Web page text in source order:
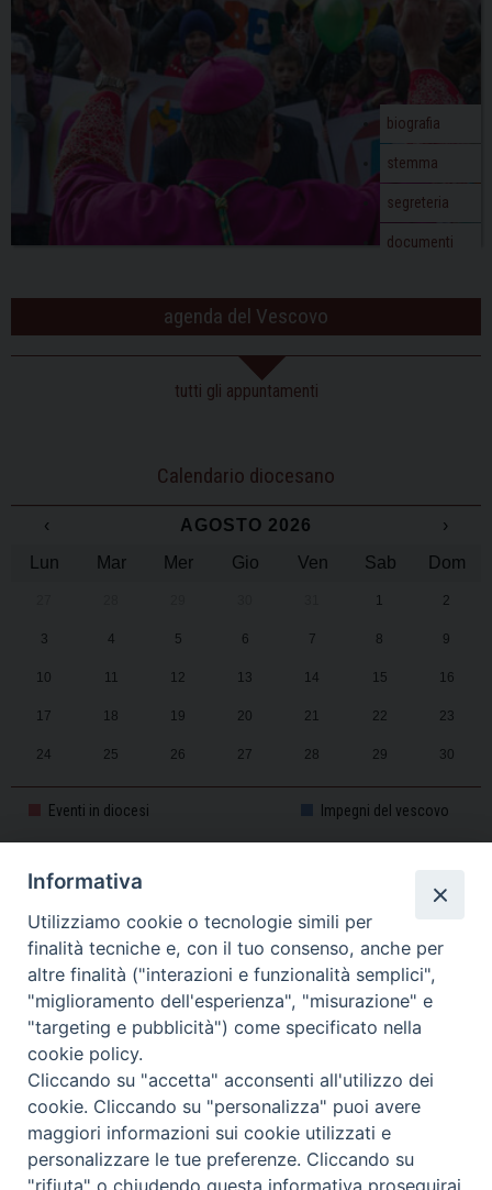
biografia
stemma
segreteria
documenti
agenda del Vescovo
tutti gli appuntamenti
Calendario diocesano
‹ AGOSTO 2026
›
Lun
Mar Mer Gio Ven Sab Dom
1 2
3 4 5 6 7 8 9
10 11 12 13 14 15 16
17 18 19 20 21 22 23
24 25 26 27 28 29 30
31 1 2 3 4 5 6
Eventi in diocesi Impegni del vescovo
CALENDARIO PASTORALE 2025-2026
Piazza Duomo, 11 - 27100 Pavia - Tel. 0382.386511 - Fax
Informativa
Utilizziamo cookie o tecnologie simili per
finalità tecniche e, con il tuo consenso, anche per
altre finalità ("interazioni e funzionalità semplici",
"miglioramento dell'esperienza", "misurazione" e
"targeting e pubblicità") come specificato nella
cookie policy.
Cliccando su "accetta" acconsenti all'utilizzo dei
cookie. Cliccando su "personalizza" puoi avere
maggiori informazioni sui cookie utilizzati e
personalizzare le tue preferenze. Cliccando su